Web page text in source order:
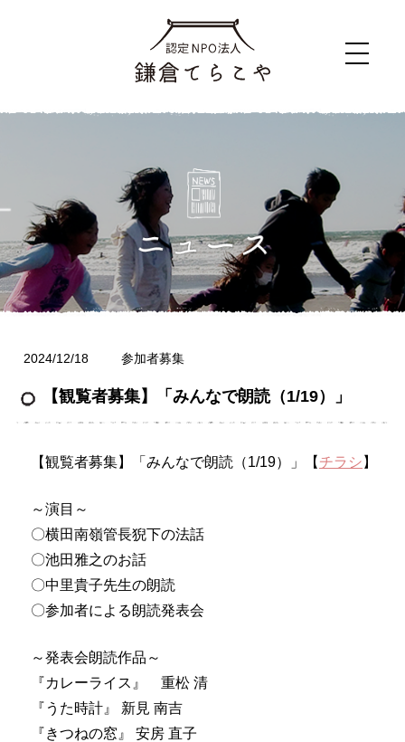
2024/12/18 参加者募集
【観覧者募集】「みんなで朗読（1/19）」
【観覧者募集】「みんなで朗読（1/19）」【 チラシ 】
～演目～
〇横田南嶺管長猊下の法話
〇池田雅之のお話
〇中里貴子先生の朗読
〇参加者による朗読発表会
～発表会朗読作品～
『カレーライス』 重松 清
『うた時計』 新見 南吉
『きつねの窓』 安房 直子